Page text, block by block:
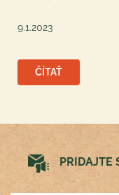
9.1.2023
ČÍTAŤ
PRIDAJTE